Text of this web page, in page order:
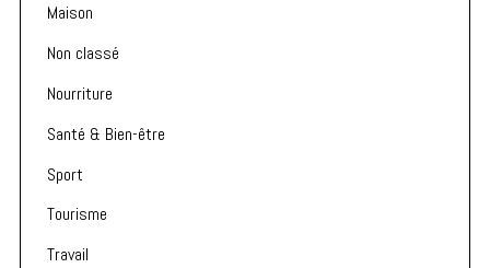
Maison
Non classé
Nourriture
Santé & Bien-être
Sport
Tourisme
Travail